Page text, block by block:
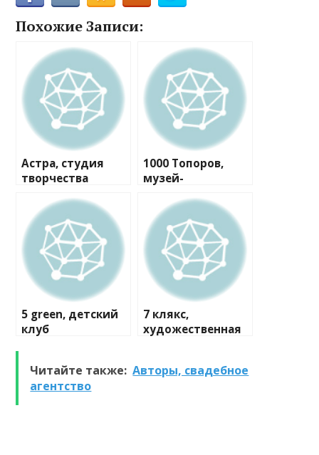
Похожие Записи:
Астра, студия
творчества
1000 Топоров,
музей-
5 green, детский
клуб
7 клякс,
художественная
Читайте также: Авторы, свадебное
агентство